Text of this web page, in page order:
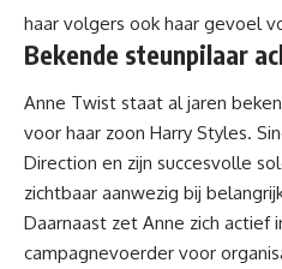
haar volgers ook haar gevoel
Bekende steunpilaar
Anne Twist staat al jaren
voor haar zoon Harry Styles.
Direction en zijn succesvolle
zichtbaar aanwezig bij
Daarnaast zet Anne zich actief
campagnevoerder voor